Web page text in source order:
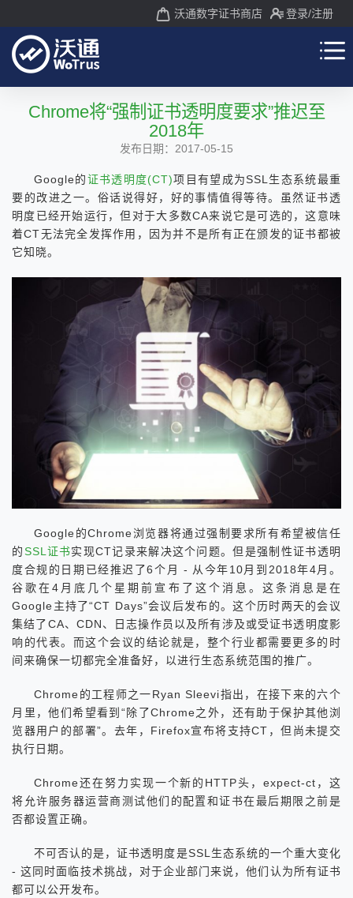
沃通数字证书商店 登录/注册
Chrome将“强制证书透明度要求”推迟至
2018年
发布日期：2017-05-15
Google的证书透明度(CT)项目有望成为SSL生态系统最重
要的改进之一。俗话说得好，好的事情值得等待。虽然证书透
明度已经开始运行，但对于大多数CA来说它是可选的，这意味
着CT无法完全发挥作用，因为并不是所有正在颁发的证书都被
它知晓。
Google的Chrome浏览器将通过强制要求所有希望被信任
的SSL证书实现CT记录来解决这个问题。但是强制性证书透明
度合规的日期已经推迟了6个月 - 从今年10月到2018年4月。
谷歌在4月底几个星期前宣布了这个消息。这条消息是在
Google主持了“CT Days”会议后发布的。这个历时两天的会议
集结了CA、CDN、日志操作员以及所有涉及或受证书透明度影
响的代表。而这个会议的结论就是，整个行业都需要更多的时
间来确保一切都完全准备好，以进行生态系统范围的推广。
Chrome的工程师之一Ryan Sleevi指出，在接下来的六个
月里，他们希望看到“除了Chrome之外，还有助于保护其他浏
览器用户的部署”。去年，Firefox宣布将支持CT，但尚未提交
执行日期。
Chrome还在努力实现一个新的HTTP头，expect-ct，这
将允许服务器运营商测试他们的配置和证书在最后期限之前是
否都设置正确。
不可否认的是，证书透明度是SSL生态系统的一个重大变化
- 这同时面临技术挑战，对于企业部门来说，他们认为所有证书
都可以公开发布。